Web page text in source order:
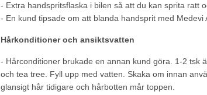
- Extra handspritsflaska i bilen så att du kan sprita ratt
- En kund tipsade om att blanda handsprit med Medevi
Hårkonditioner och ansiktsvatten
- Hårconditioner brukade en annan kund göra. 1-2 tsk
och tea tree. Fyll upp med vatten. Skaka om innan
glansigt hår tidigare och hårbotten mår toppen.